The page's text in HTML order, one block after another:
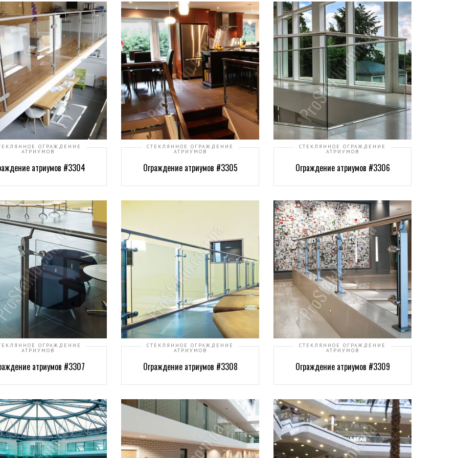
ОГРАЖДЕНИЕ
АТРИУМОВ
атриумов #3304
СТЕКЛЯННОЕ ОГРАЖДЕНИЕ
АТРИУМОВ
Ограждение атриумов #3305
СТЕКЛЯННОЕ ОГРАЖДЕНИЕ
АТРИУМОВ
Ограждение атриумов #3306
ОГРАЖДЕНИЕ
АТРИУМОВ
атриумов #3307
СТЕКЛЯННОЕ ОГРАЖДЕНИЕ
АТРИУМОВ
Ограждение атриумов #3308
СТЕКЛЯННОЕ ОГРАЖДЕНИЕ
АТРИУМОВ
Ограждение атриумов #3309